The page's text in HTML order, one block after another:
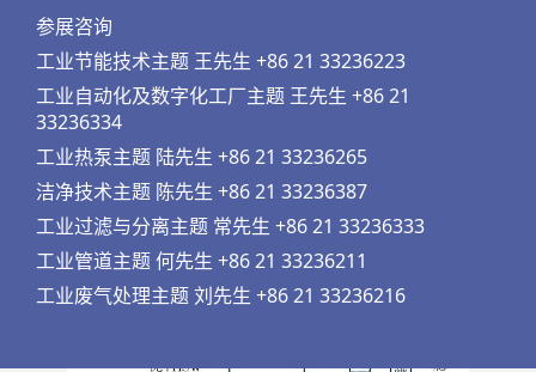
参展咨询
工业节能技术主题 王先生 +86 21 33236223
工业自动化及数字化工厂主题 王先生 +86 21
33236334
工业热泵主题 陆先生 +86 21 33236265
洁净技术主题 陈先生 +86 21 33236387
工业过滤与分离主题 常先生 +86 21 33236333
工业管道主题 何先生 +86 21 33236211
工业废气处理主题 刘先生 +86 21 33236216